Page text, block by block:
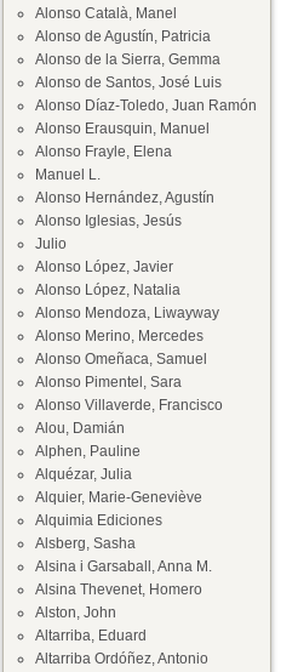
Alonso Català, Manel
Alonso de Agustín, Patricia
Alonso de la Sierra, Gemma
Alonso de Santos, José Luis
Alonso Díaz-Toledo, Juan Ramón
Alonso Erausquin, Manuel
Alonso Frayle, Elena
Manuel L.
Alonso Hernández, Agustín
Alonso Iglesias, Jesús
Julio
Alonso López, Javier
Alonso López, Natalia
Alonso Mendoza, Liwayway
Alonso Merino, Mercedes
Alonso Omeñaca, Samuel
Alonso Pimentel, Sara
Alonso Villaverde, Francisco
Alou, Damián
Alphen, Pauline
Alquézar, Julia
Alquier, Marie-Geneviève
Alquimia Ediciones
Alsberg, Sasha
Alsina i Garsaball, Anna M.
Alsina Thevenet, Homero
Alston, John
Altarriba, Eduard
Altarriba Ordóñez, Antonio